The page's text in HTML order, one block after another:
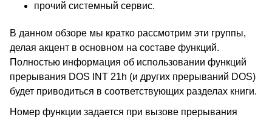
прочий системный сервис.
В данном обзоре мы кратко рассмотрим эти группы,
делая акцент в основном на составе функций.
Полностью информация об использовании функций
прерывания DOS INT 21h (и других прерываний DOS)
будет приводиться в соответствующих разделах книги.
Номер функции задается при вызове прерывания